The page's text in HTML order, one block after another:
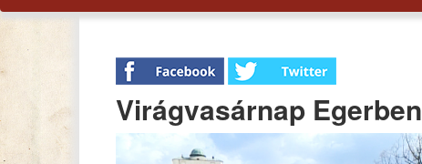
Virágvasárnap Egerben